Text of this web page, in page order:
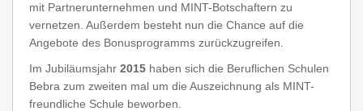
mit Partnerunternehmen und MINT-Botschaftern zu
vernetzen. Außerdem besteht nun die Chance auf die
Angebote des Bonusprogramms zurückzugreifen.
Im Jubiläumsjahr 2015 haben sich die Beruflichen Schulen
Bebra zum zweiten mal um die Auszeichnung als MINT-
freundliche Schule beworben.